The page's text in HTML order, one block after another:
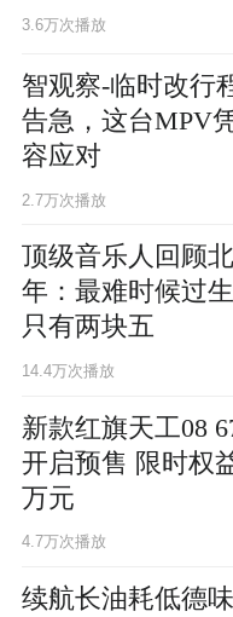
3.6万次播放
智观察-临时改行
告急，这台MPV
容应对
2.7万次播放
顶级音乐人回顾
年：最难时候过
只有两块五
14.4万次播放
新款红旗天工08
开启预售 限时权
万元
4.7万次播放
续航长油耗低德